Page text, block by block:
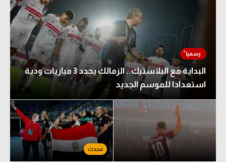
البداية مع البلاستيك.. الزمالك يحدد 3 مباريات ودية
استعدادا للموسم الجديد